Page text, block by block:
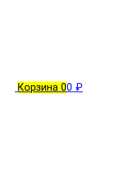
Корзина 00 ₽